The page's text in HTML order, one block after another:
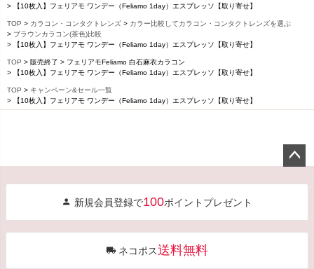
【10枚入】フェリアモ ワンデー（Feliamo 1day）エスプレッソ【取り寄せ】
TOP カラコン・コンタクトレンズ
カラー比較してカラコン・コンタクトレンズを選ぶ
ブラウンカラコン(茶色)比較
【10枚入】フェリアモ ワンデー（Feliamo 1day）エスプレッソ【取り寄せ】
TOP 販売終了
フェリアモFeliamo 白石麻衣カラコン
【10枚入】フェリアモ ワンデー（Feliamo 1day）エスプレッソ【取り寄せ】
TOP
キャンペーン&セール一覧
【10枚入】フェリアモ ワンデー（Feliamo 1day）エスプレッソ【取り寄せ】
へ
新規会員登録で100ポイントプレゼント
ネコポス送料無料